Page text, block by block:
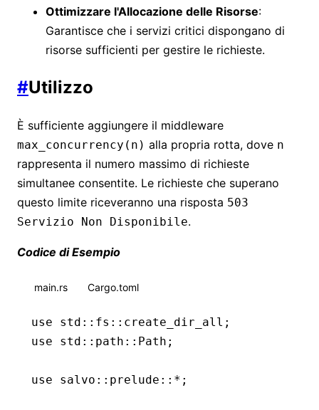
Ottimizzare l'Allocazione delle Risorse:
Garantisce che i servizi critici dispongano di
risorse sufficienti per gestire le richieste.
#Utilizzo
È sufficiente aggiungere il middleware
max_concurrency(n) alla propria rotta, dove n
rappresenta il numero massimo di richieste
simultanee consentite. Le richieste che superano
questo limite riceveranno una risposta 503
Servizio Non Disponibile.
Codice di Esempio
main.rs Cargo.toml
use std :: fs :: create_dir_all;
use std :: path :: Path ;
use salvo :: prelude ::* ;